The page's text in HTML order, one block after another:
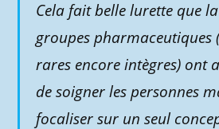
Cela fait belle lurette que
groupes pharmaceutiques
rares encore intègres) ont
de soigner les personnes
focaliser sur un seul